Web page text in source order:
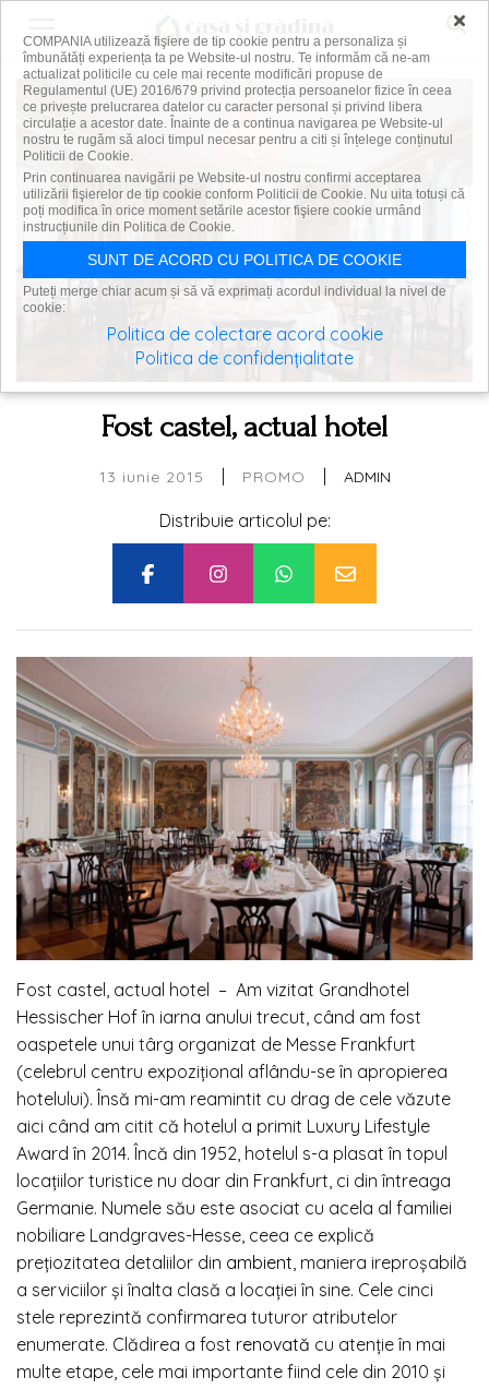
Fost castel, actual hotel
13 iunie 2015 PROMO ADMIN
Distribuie articolul pe:
Fost castel, actual hotel – Am vizitat Grandhotel
Hessischer Hof în iarna anului trecut, când am fost
oaspetele unui târg organizat de Messe Frankfurt
(celebrul centru expozițional aflându-se în apropierea
hotelului). Însă mi-am reamintit cu drag de cele văzute
aici când am citit că hotelul a primit Luxury Lifestyle
Award în 2014. Încă din 1952, hotelul s-a plasat în topul
locațiilor turistice nu doar din Frankfurt, ci din întreaga
Germanie. Numele său este asociat cu acela al familiei
nobiliare Landgraves-Hesse, ceea ce explică
prețiozitatea detaliilor din ambient, maniera ireproșabilă
a serviciilor și înalta clasă a locației în sine. Cele cinci
stele reprezintă confirmarea tuturor atributelor
enumerate. Clădirea a fost renovată cu atenție în mai
multe etape, cele mai importante fiind cele din 2010 și
×
COMPANIA utilizează fişiere de tip cookie pentru a personaliza și
îmbunătăți experiența ta pe Website-ul nostru. Te informăm că ne-am
actualizat politicile cu cele mai recente modificări propuse de
Regulamentul (UE) 2016/679 privind protecția persoanelor fizice în ceea
ce privește prelucrarea datelor cu caracter personal și privind libera
circulație a acestor date. Înainte de a continua navigarea pe Website-ul
nostru te rugăm să aloci timpul necesar pentru a citi și înțelege conținutul
Politicii de Cookie.
Prin continuarea navigării pe Website-ul nostru confirmi acceptarea
utilizării fişierelor de tip cookie conform Politicii de Cookie. Nu uita totuși că
poți modifica în orice moment setările acestor fişiere cookie urmând
instrucțiunile din Politica de Cookie.
SUNT DE ACORD CU POLITICA DE COOKIE
Puteți merge chiar acum și să vă exprimați acordul individual la nivel de
cookie:
Politica de colectare acord cookie
Politica de confidențialitate